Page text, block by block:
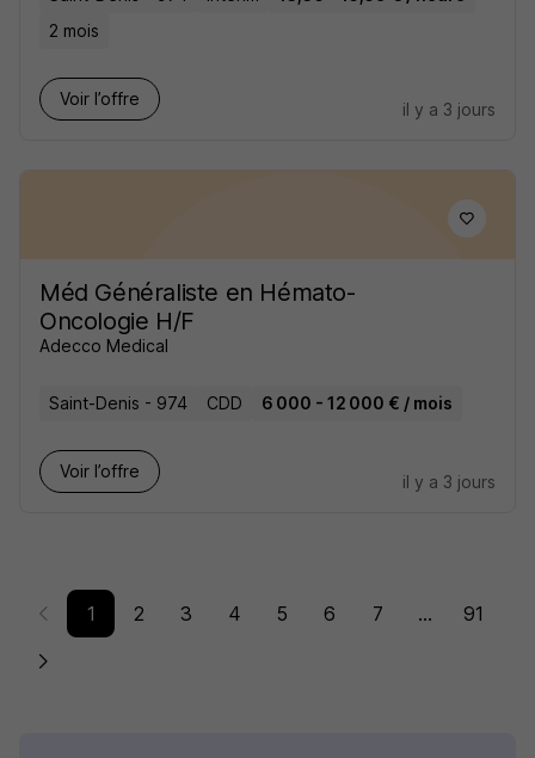
2 mois
Voir l’offre
il y a 3 jours
Méd Généraliste en Hémato-
Oncologie H/F
Adecco Medical
Saint-Denis - 974 CDD 6 000 - 12 000 € / mois
Voir l’offre
il y a 3 jours
1 2 3 4 5 6 7 ... 91